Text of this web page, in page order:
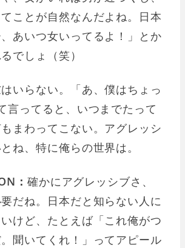
ことが自然なんだよね。日本
あいつ女いってるよ！」とか
でしょ（笑）
いらない。「あ、僕はちょっ
言ってると、いつまでたって
まわってこない。アグレッシ
ね、特に俺らの世界は。
： 確かにアグレッシブさ、
だね。日本だと知らない人に
けど、たとえば「これ俺がつ
聞いてくれ！」ってアピール